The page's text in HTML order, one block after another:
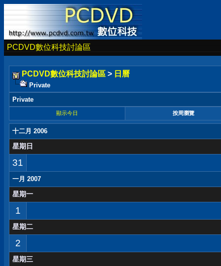
PCDVD數位科技討論區
PCDVD數位科技討論區 > 日曆
Private
Private
顯示今日 按周瀏覽
十二月 2006
星期日
31
一月 2007
星期一
1
星期二
2
星期三